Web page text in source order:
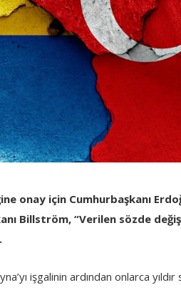
onay için Cumhurbaşkanı
Billström, “Verilen sözde
işgalinin ardından onlarca